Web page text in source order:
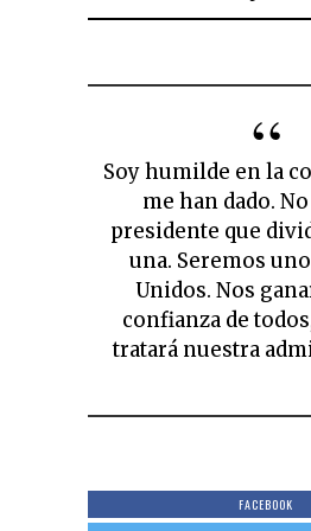
Soy humilde en la confianza que
me han dado.
presidente que
una. Seremos
Unidos. Nos
confianza de
tratará nuestra
FACEBOOK